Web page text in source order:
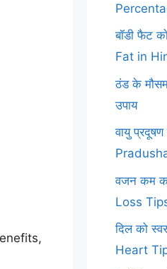
बॉडी फैट
Fat in
ठंड के
उपाय
वायु
वजन कम
Loss
दिल को
Heart